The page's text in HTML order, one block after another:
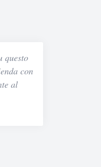
questo
con
al